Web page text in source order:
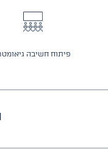
פיתוח חשיבה